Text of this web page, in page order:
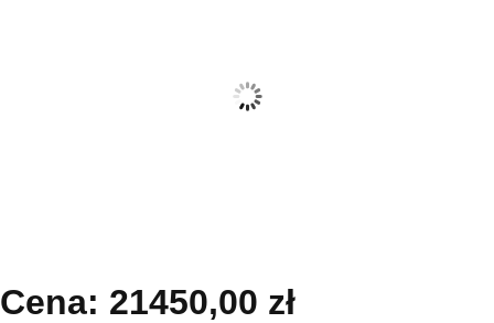
Cena: 21450,00 zł